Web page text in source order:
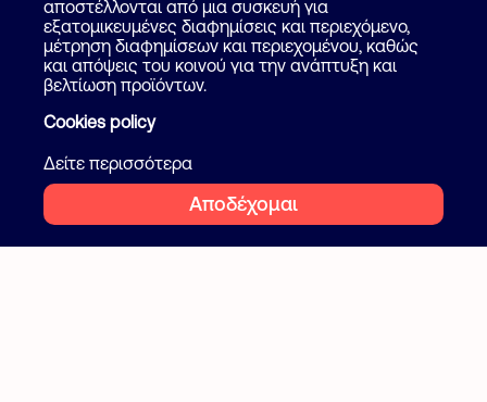
Blog
2026 Flatcake. All rights reserved
Όροι και προϋποθέσεις
Ιδιωτικότητα
Cookies
Ακολουθήστε μας
αποστέλλονται από μια συσκευή για
εξατομικευμένες διαφημίσεις και περιεχόμενο,
μέτρηση διαφημίσεων και περιεχομένου, καθώς
και απόψεις του κοινού για την ανάπτυξη και
βελτίωση προϊόντων.
Cookies policy
Δείτε περισσότερα
Αποδέχομαι